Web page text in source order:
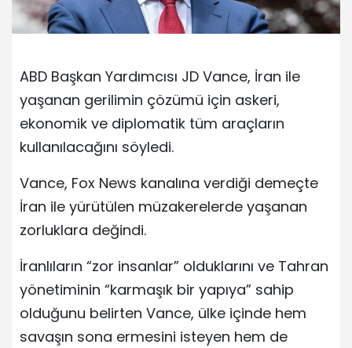
ABD Başkan Yardımcısı JD Vance, İran ile
yaşanan gerilimin çözümü için askeri,
ekonomik ve diplomatik tüm araçların
kullanılacağını söyledi.
Vance, Fox News kanalına verdiği demeçte
İran ile yürütülen müzakerelerde yaşanan
zorluklara değindi.
İranlıların “zor insanlar” olduklarını ve Tahran
yönetiminin “karmaşık bir yapıya” sahip
olduğunu belirten Vance, ülke içinde hem
savaşın sona ermesini isteyen hem de